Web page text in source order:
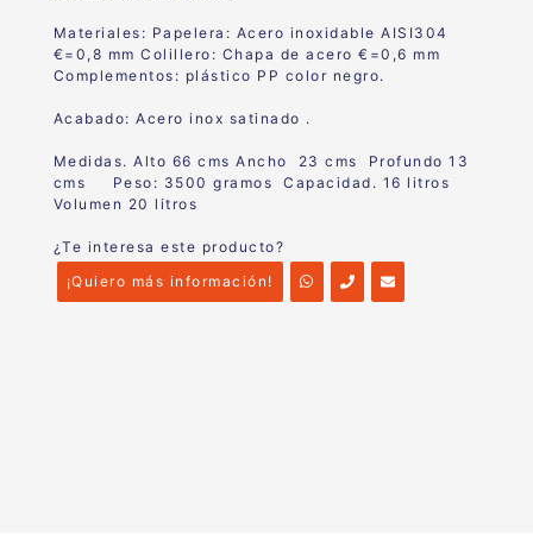
Materiales: Papelera: Acero inoxidable AISI304
€=0,8 mmColillero: Chapa de acero €=0,6 mm
Complementos: plástico PP color negro.
Acabado: Acero inox satinado .
Medidas. Alto 66 cms Ancho 23 cms Profundo 13
cms Peso: 3500 gramos Capacidad. 16 litros
Volumen 20 litros
¿Te interesa este producto?
¡Quiero más información!